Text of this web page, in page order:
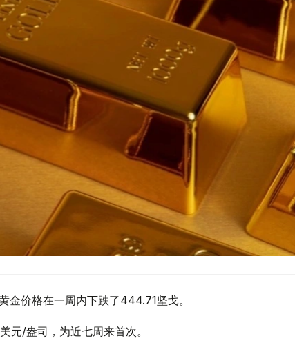
金价格在一周内下跌了444.71坚戈。
元/盎司，为近七周来首次。